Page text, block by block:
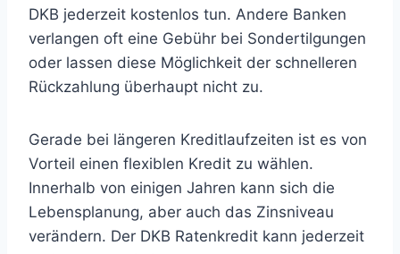
DKB jederzeit kostenlos tun. Andere Banken
verlangen oft eine Gebühr bei Sondertilgungen
oder lassen diese Möglichkeit der schnelleren
Rückzahlung überhaupt nicht zu.
Gerade bei längeren Kreditlaufzeiten ist es von
Vorteil einen flexiblen Kredit zu wählen.
Innerhalb von einigen Jahren kann sich die
Lebensplanung, aber auch das Zinsniveau
verändern. Der DKB Ratenkredit kann jederzeit